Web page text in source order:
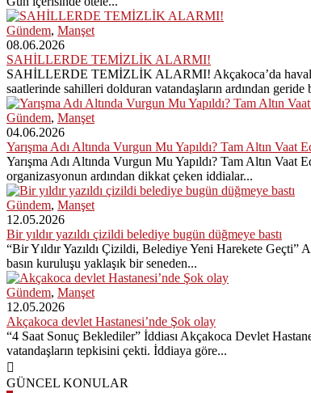
Gündem, Manşet
08.06.2026
SAHİLLERDE TEMİZLİK ALARMI!
SAHİLLERDE TEMİZLİK ALARMI! Akçakoca’da
saatlerinde sahilleri dolduran vatandaşların ardından geride
Gündem, Manşet
04.06.2026
Yarışma Adı Altında Vurgun Mu Yapıldı? Tam Altın Vaat
Yarışma Adı Altında Vurgun Mu Yapıldı? Tam Altın
organizasyonun ardından dikkat çeken iddialar...
Gündem, Manşet
12.05.2026
Bir yıldır yazıldı çizildi belediye bugün düğmeye bastı
“Bir Yıldır Yazıldı Çizildi, Belediye Yeni Harekete
basın kuruluşu yaklaşık bir seneden...
Gündem, Manşet
12.05.2026
Akçakoca devlet Hastanesi’nde Şok olay
“4 Saat Sonuç Beklediler” İddiası Akçakoca Devlet
vatandaşların tepkisini çekti. İddiaya göre...
GÜNCEL KONULAR